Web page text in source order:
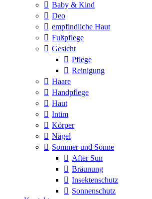
Baby & Kind
Deo
empfindliche Haut
Fußpflege
Gesicht
Pflege
Reinigung
Haare
Handpflege
Haut
Intim
Körper
Nägel
Sommer und Sonne
After Sun
Bräunung
Insektenschutz
Sonnenschutz